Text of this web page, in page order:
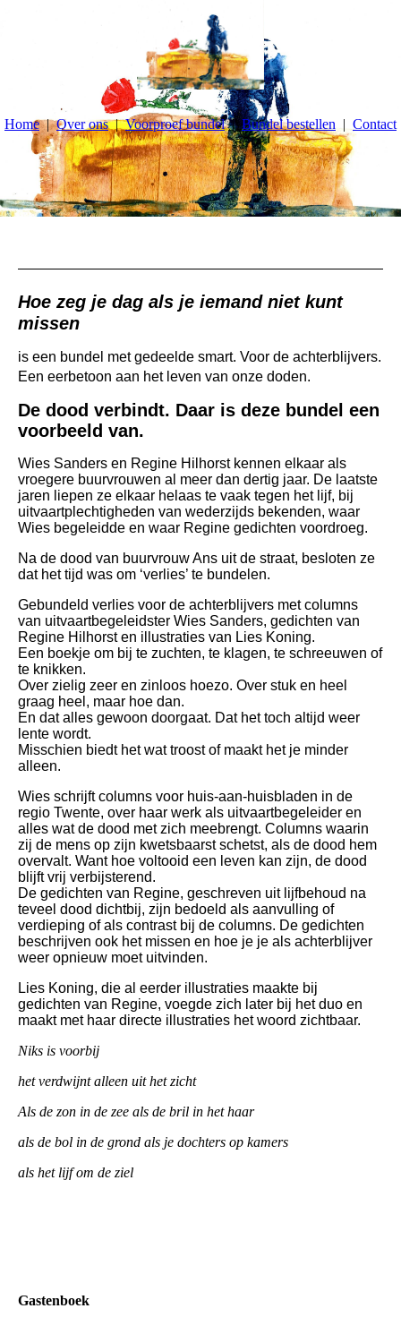
Home Over ons Voorproef bundel Bundel bestellen Contact
Hoe zeg je dag als je iemand niet kunt
missen
is een bundel met gedeelde smart. Voor de achterblijvers.
Een eerbetoon aan het leven van onze doden.
De dood verbindt. Daar is deze bundel een
voorbeeld van.
Wies Sanders en Regine Hilhorst kennen elkaar als
vroegere buurvrouwen al meer dan dertig jaar. De laatste
jaren liepen ze elkaar helaas te vaak tegen het lijf, bij
uitvaartplechtigheden van wederzijds bekenden, waar
Wies begeleidde en waar Regine gedichten voordroeg.
Na de dood van buurvrouw Ans uit de straat, besloten ze
dat het tijd was om ‘verlies’ te bundelen.
Gebundeld verlies voor de achterblijvers met columns
van uitvaartbegeleidster Wies Sanders, gedichten van
Regine Hilhorst en illustraties van Lies Koning.
Een boekje om bij te zuchten, te klagen, te schreeuwen of
te knikken.
Over zielig zeer en zinloos hoezo. Over stuk en heel
graag heel, maar hoe dan.
En dat alles gewoon doorgaat. Dat het toch altijd weer
lente wordt.
Misschien biedt het wat troost of maakt het je minder
alleen.
Wies schrijft columns voor huis-aan-huisbladen in de
regio Twente, over haar werk als uitvaartbegeleider en
alles wat de dood met zich meebrengt. Columns waarin
zij de mens op zijn kwetsbaarst schetst, als de dood hem
overvalt. Want hoe voltooid een leven kan zijn, de dood
blijft vrij verbijsterend.
De gedichten van Regine, geschreven uit lijfbehoud na
teveel dood dichtbij, zijn bedoeld als aanvulling of
verdieping of als contrast bij de columns. De gedichten
beschrijven ook het missen en hoe je je als achterblijver
weer opnieuw moet uitvinden.
Lies Koning, die al eerder illustraties maakte bij
gedichten van Regine, voegde zich later bij het duo en
maakt met haar directe illustraties het woord zichtbaar.
Niks is voorbij
het verdwijnt alleen uit het zicht
Als de zon in de zee als de bril in het haar
als de bol in de grond als je dochters op kamers
als het lijf om de ziel
Gastenboek